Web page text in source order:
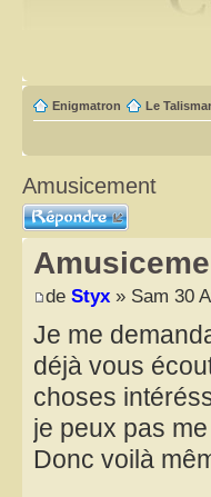
Enigmatron Le
Amusicement
Répondre
de Styx » Sam 30
Je me
déjà vous
choses
je peux pas
Donc voilà